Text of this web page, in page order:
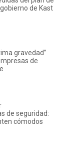
de Kast
gravedad”
de
de seguridad:
cómodos